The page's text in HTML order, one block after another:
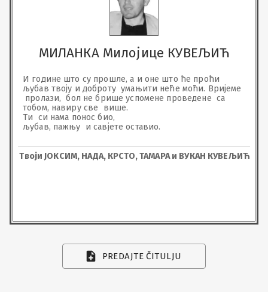
МИЛАНКА Милојице КУВЕЉИЋ
И године што су прошле, а и оне што ће проћи
љубав твоју и доброту  умањити неће моћи. Вријеме
пролази,  бол не брише успомене проведене  са
тобом, навиру све  више.
Ти  си нама понос био,
љубав, пажњу  и савјете оставио.
Твоји ЈОКСИМ, НАДА, КРСТО, ТАМАРА и ВУКАН КУВЕЉИЋ
PREDAJTE ČITULJU